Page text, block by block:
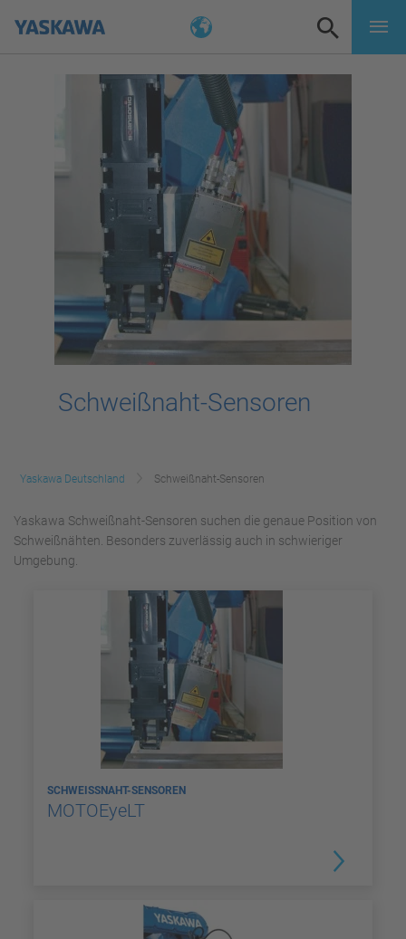
Schweißnaht-Sensoren
Yaskawa Deutschland Schweißnaht-Sensoren
Yaskawa Schweißnaht-Sensoren suchen die genaue Position von
Schweißnähten. Besonders zuverlässig auch in schwieriger
Umgebung.
SCHWEISSNAHT-SENSOREN
MOTOEyeLT